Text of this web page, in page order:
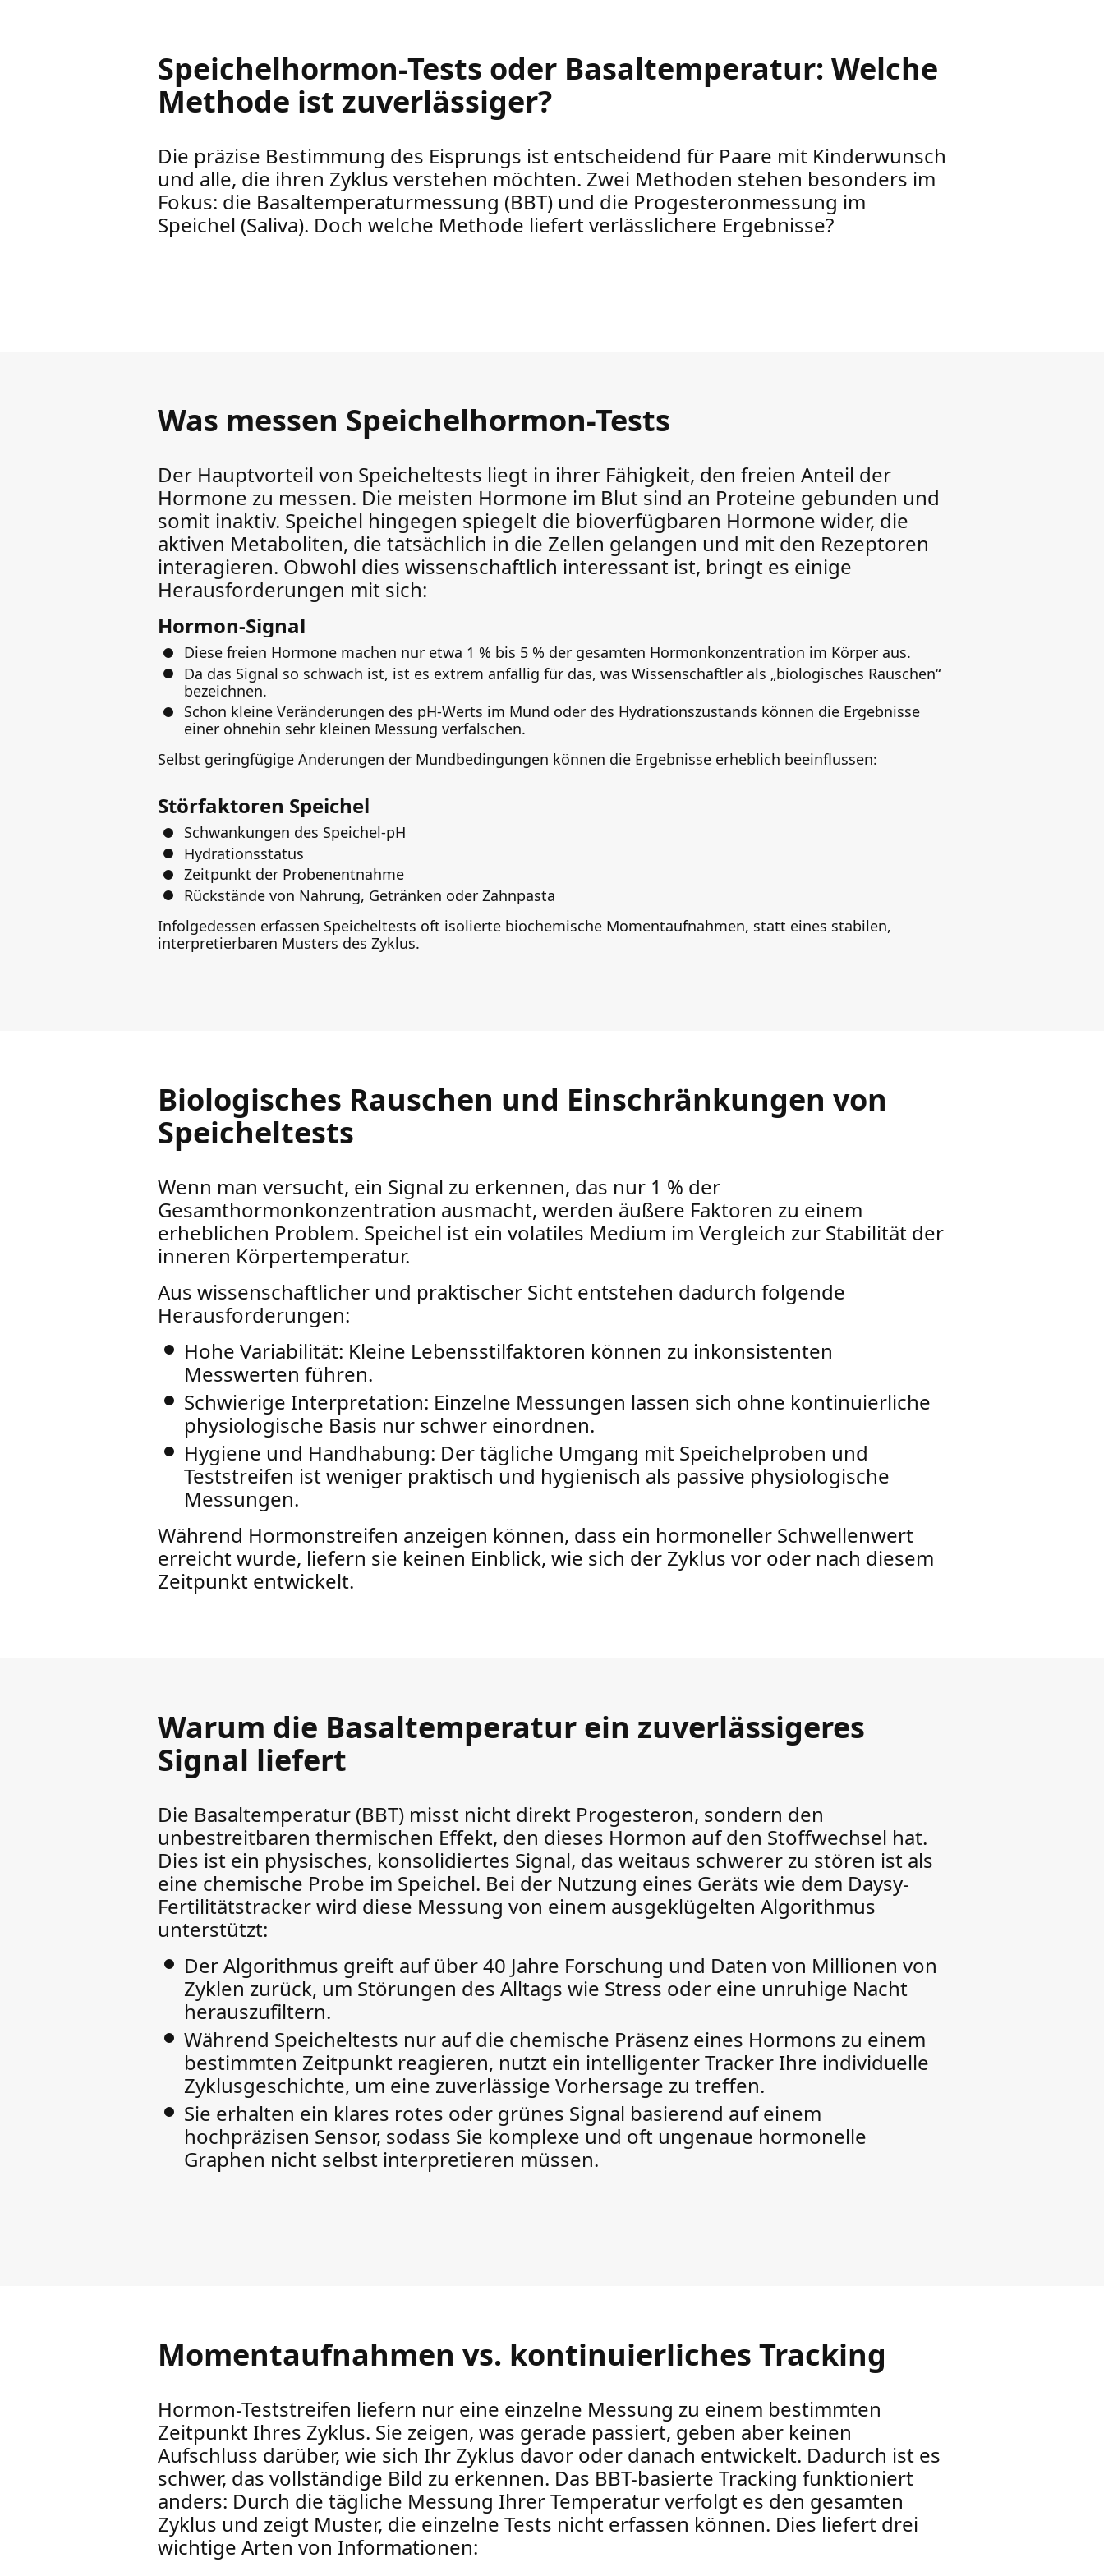
Speichelhormon-Tests oder Basaltemperatur: Welche
Methode ist zuverlässiger?
Die präzise Bestimmung des Eisprungs ist entscheidend für Paare mit Kinderwunsch
und alle, die ihren Zyklus verstehen möchten. Zwei Methoden stehen besonders im
Fokus: die Basaltemperaturmessung (BBT) und die Progesteronmessung im
Speichel (Saliva). Doch welche Methode liefert verlässlichere Ergebnisse?
Was messen Speichelhormon-Tests
Der Hauptvorteil von Speicheltests liegt in ihrer Fähigkeit, den freien Anteil der
Hormone zu messen. Die meisten Hormone im Blut sind an Proteine gebunden und
somit inaktiv. Speichel hingegen spiegelt die bioverfügbaren Hormone wider, die
aktiven Metaboliten, die tatsächlich in die Zellen gelangen und mit den Rezeptoren
interagieren. Obwohl dies wissenschaftlich interessant ist, bringt es einige
Herausforderungen mit sich:
Hormon-Signal
Diese freien Hormone machen nur etwa 1 % bis 5 % der gesamten Hormonkonzentration im Körper aus.
Da das Signal so schwach ist, ist es extrem anfällig für das, was Wissenschaftler als „biologisches Rauschen“
bezeichnen.
Schon kleine Veränderungen des pH-Werts im Mund oder des Hydrationszustands können die Ergebnisse
einer ohnehin sehr kleinen Messung verfälschen.
Selbst geringfügige Änderungen der Mundbedingungen können die Ergebnisse erheblich beeinflussen:
Störfaktoren Speichel
Schwankungen des Speichel-pH
Hydrationsstatus
Zeitpunkt der Probenentnahme
Rückstände von Nahrung, Getränken oder Zahnpasta
Infolgedessen erfassen Speicheltests oft isolierte biochemische Momentaufnahmen, statt eines stabilen,
interpretierbaren Musters des Zyklus.
Biologisches Rauschen und Einschränkungen von
Speicheltests
Wenn man versucht, ein Signal zu erkennen, das nur 1 % der
Gesamthormonkonzentration ausmacht, werden äußere Faktoren zu einem
erheblichen Problem. Speichel ist ein volatiles Medium im Vergleich zur Stabilität der
inneren Körpertemperatur.
Aus wissenschaftlicher und praktischer Sicht entstehen dadurch folgende
Herausforderungen:
Hohe Variabilität: Kleine Lebensstilfaktoren können zu inkonsistenten
Messwerten führen.
Schwierige Interpretation: Einzelne Messungen lassen sich ohne kontinuierliche
physiologische Basis nur schwer einordnen.
Hygiene und Handhabung: Der tägliche Umgang mit Speichelproben und
Teststreifen ist weniger praktisch und hygienisch als passive physiologische
Messungen.
Während Hormonstreifen anzeigen können, dass ein hormoneller Schwellenwert
erreicht wurde, liefern sie keinen Einblick, wie sich der Zyklus vor oder nach diesem
Zeitpunkt entwickelt.
Warum die Basaltemperatur ein zuverlässigeres
Signal liefert
Die Basaltemperatur (BBT) misst nicht direkt Progesteron, sondern den
unbestreitbaren thermischen Effekt, den dieses Hormon auf den Stoffwechsel hat.
Dies ist ein physisches, konsolidiertes Signal, das weitaus schwerer zu stören ist als
eine chemische Probe im Speichel. Bei der Nutzung eines Geräts wie dem Daysy-
Fertilitätstracker wird diese Messung von einem ausgeklügelten Algorithmus
unterstützt:
Der Algorithmus greift auf über 40 Jahre Forschung und Daten von Millionen von
Zyklen zurück, um Störungen des Alltags wie Stress oder eine unruhige Nacht
herauszufiltern.
Während Speicheltests nur auf die chemische Präsenz eines Hormons zu einem
bestimmten Zeitpunkt reagieren, nutzt ein intelligenter Tracker Ihre individuelle
Zyklusgeschichte, um eine zuverlässige Vorhersage zu treffen.
Sie erhalten ein klares rotes oder grünes Signal basierend auf einem
hochpräzisen Sensor, sodass Sie komplexe und oft ungenaue hormonelle
Graphen nicht selbst interpretieren müssen.
Momentaufnahmen vs. kontinuierliches Tracking
Hormon-Teststreifen liefern nur eine einzelne Messung zu einem bestimmten
Zeitpunkt Ihres Zyklus. Sie zeigen, was gerade passiert, geben aber keinen
Aufschluss darüber, wie sich Ihr Zyklus davor oder danach entwickelt. Dadurch ist es
schwer, das vollständige Bild zu erkennen. Das BBT-basierte Tracking funktioniert
anders: Durch die tägliche Messung Ihrer Temperatur verfolgt es den gesamten
Zyklus und zeigt Muster, die einzelne Tests nicht erfassen können. Dies liefert drei
wichtige Arten von Informationen: